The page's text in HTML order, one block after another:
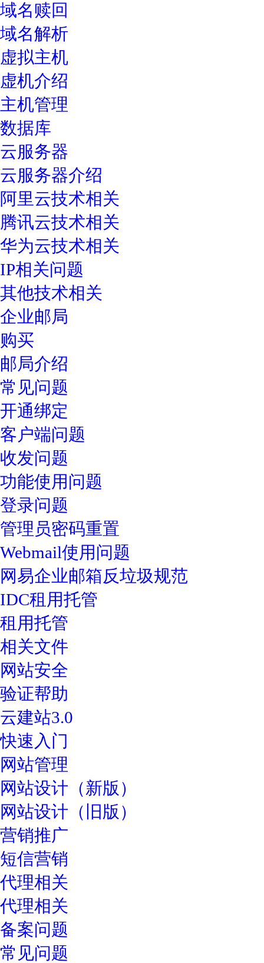
域名赎回
域名解析
虚拟主机
虚机介绍
主机管理
数据库
云服务器
云服务器介绍
阿里云技术相关
腾讯云技术相关
华为云技术相关
IP相关问题
其他技术相关
企业邮局
购买
邮局介绍
常见问题
开通绑定
客户端问题
收发问题
功能使用问题
登录问题
管理员密码重置
Webmail使用问题
网易企业邮箱反垃圾规范
IDC租用托管
租用托管
相关文件
网站安全
验证帮助
云建站3.0
快速入门
网站管理
网站设计（新版）
网站设计（旧版）
营销推广
短信营销
代理相关
代理相关
备案问题
常见问题